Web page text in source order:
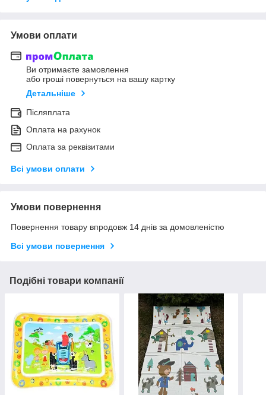
Умови оплати
Ви отримаєте замовлення
або гроші повернуться на вашу картку
Детальніше
Післяплата
Оплата на рахунок
Оплата за реквізитами
Всі умови оплати
Умови повернення
Повернення товару впродовж 14 днів за домовленістю
Всі умови повернення
Подібні товари компанії